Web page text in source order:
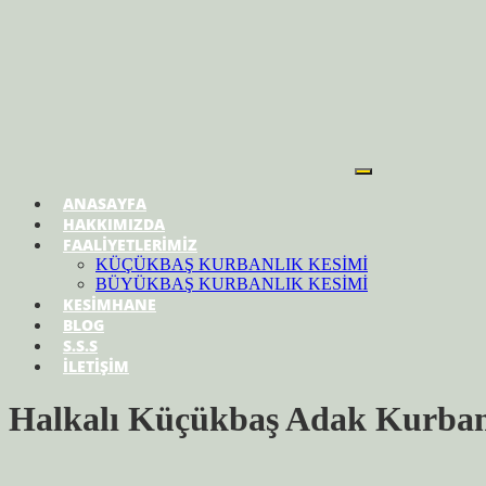
ANASAYFA
HAKKIMIZDA
FAALİYETLERİMİZ
KÜÇÜKBAŞ KURBANLIK KESİMİ
BÜYÜKBAŞ KURBANLIK KESİMİ
KESİMHANE
BLOG
S.S.S
İLETİŞİM
Halkalı Küçükbaş Adak